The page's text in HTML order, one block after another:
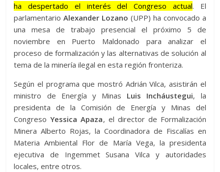
ha despertado el interés del Congreso actual. El
parlamentarioAlexander Lozano (UPP) ha convocado a
una mesa de trabajo presencial el próximo 5 de
noviembre en Puerto Maldonado para analizar el
proceso de formalización y las alternativas de solución al
tema de la minería ilegal en esta región fronteriza.
Según el programa que mostró Adrián Vilca, asistirán el
ministro de Energía y Minas Luis Incháustegui, la
presidenta de la Comisión de Energía y Minas del
CongresoYessica Apaza, el director de Formalización
Minera Alberto Rojas, la Coordinadora de Fiscalías en
Materia Ambiental Flor de María Vega, la presidenta
ejecutiva de Ingemmet Susana Vilca y autoridades
locales, entre otros.